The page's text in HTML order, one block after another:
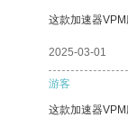
这款加速器
2025-03-01
游客
这款加速器